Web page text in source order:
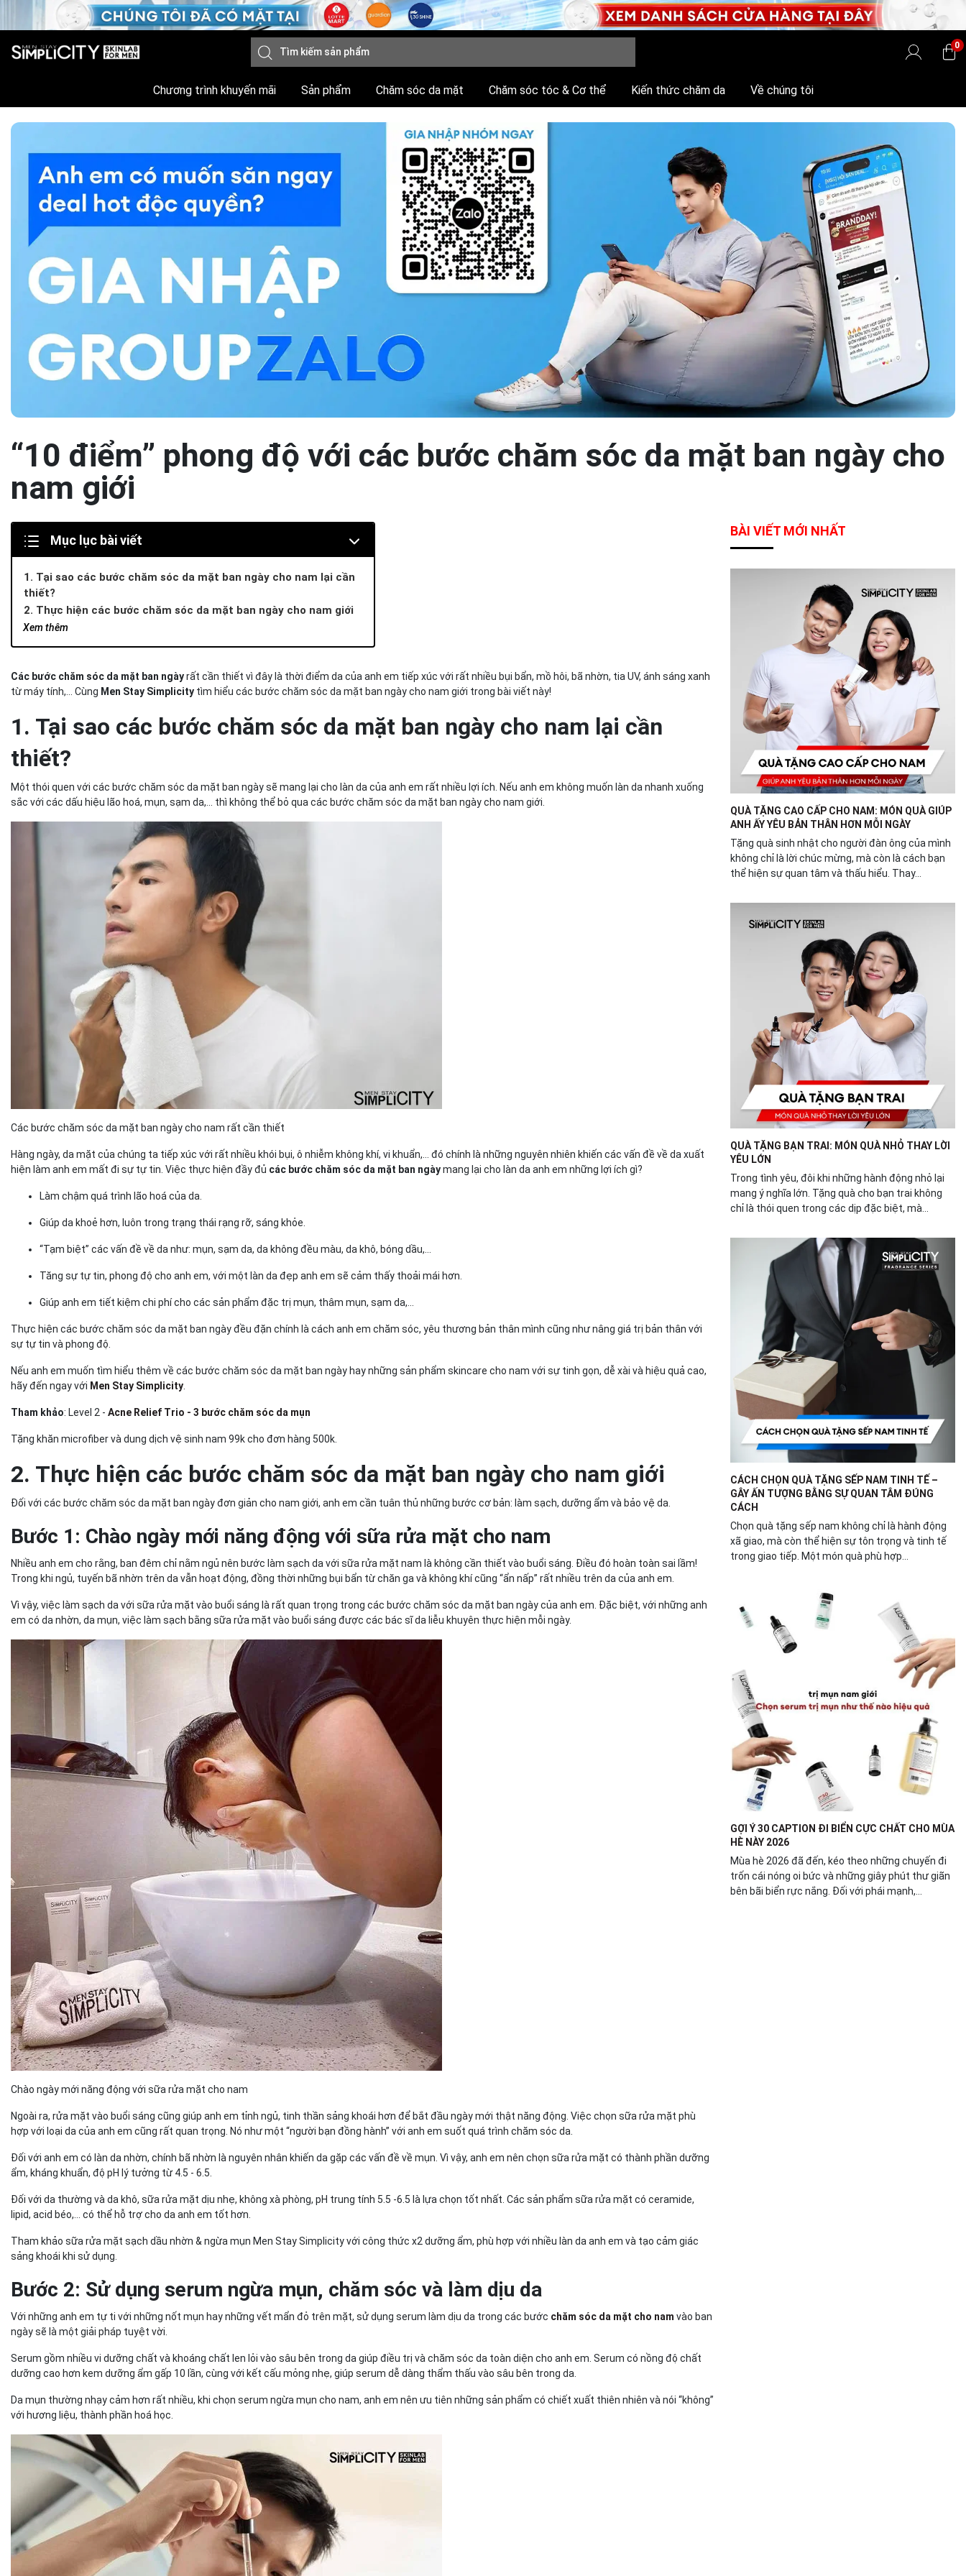
0
Chương trình khuyến mãi Sản phẩm Chăm sóc da mặt Chăm sóc tóc & Cơ thể Kiến thức chăm da Về chúng tôi
“10 điểm” phong độ với các bước chăm sóc da mặt ban ngày cho
nam giới
Mục lục bài viết
Xem thêm
1. Tại sao các bước chăm sóc da mặt ban ngày cho nam lại cần
thiết?
2. Thực hiện các bước chăm sóc da mặt ban ngày cho nam giới
Bước 1: Chào ngày mới năng động với sữa rửa mặt cho nam
Bước 2: Sử dụng serum ngừa mụn, chăm sóc và làm dịu da
mặt ban ngày
Bước 4: Sẵn sàng bắt đầu ngày mới với kem chống nắng
3.1 Xác định loại da và tình trạng da của anh em để thực hiện đúng các
bước skincare cho nam
3.2 Xây dựng chế độ ăn uống khoa học, lành mạnh
3.3 Chọn mua sản phẩm chăm sóc da ở nơi uy tín
4. Kết luận
Các bước chăm sóc da mặt ban ngàyrất cần thiết vì đây là thời điểm da của anh em tiếp xúc với rất nhiều bụi bẩn, mồ hôi, bã nhờn, tia UV, ánh sáng xanh
từ máy tính,... Cùng Men Stay Simplicity tìm hiểu các bước chăm sóc da mặt ban ngày cho nam giới trong bài viết này!
1. Tại sao các bước chăm sóc da mặt ban ngày cho nam lại cần
thiết?
Một thói quen với các bước chăm sóc da mặt ban ngày sẽ mang lại cho làn da của anh em rất nhiều lợi ích. Nếu anh em không muốn làn da nhanh xuống
sắc với các dấu hiệu lão hoá, mụn, sạm da,... thì không thể bỏ qua các bước chăm sóc da mặt ban ngày cho nam giới.
Các bước chăm sóc da mặt ban ngày cho nam rất cần thiết
Hàng ngày, da mặt của chúng ta tiếp xúc với rất nhiều khói bụi, ô nhiễm không khí, vi khuẩn,... đó chính là những nguyên nhiên khiến các vấn đề về da xuất
hiện làm anh em mất đi sự tự tin. Việc thực hiện đầy đủ các bước chăm sóc da mặt ban ngàymang lại cho làn da anh em những lợi ích gì?
Làm chậm quá trình lão hoá của da.
Giúp da khoẻ hơn, luôn trong trạng thái rạng rỡ, sáng khỏe.
“Tạm biệt” các vấn đề về da như: mụn, sạm da, da không đều màu, da khô, bóng dầu,...
Tăng sự tự tin, phong độ cho anh em, với một làn da đẹp anh em sẽ cảm thấy thoải mái hơn.
Giúp anh em tiết kiệm chi phí cho các sản phẩm đặc trị mụn, thâm mụn, sạm da,...
Thực hiện các bước chăm sóc da mặt ban ngày đều đặn chính là cách anh em chăm sóc, yêu thương bản thân mình cũng như nâng giá trị bản thân với
sự tự tin và phong độ.
Nếu anh em muốn tìm hiểu thêm về các bước chăm sóc da mặt ban ngày hay những sản phẩm skincare cho nam với sự tinh gọn, dễ xài và hiệu quả cao,
hãy đến ngay với Men Stay Simplicity
Tham khảo: Level 2 - Acne Relief Trio - 3 bước chăm sóc da mụn
Tặng khăn microfiber và dung dịch vệ sinh nam 99k cho đơn hàng 500k.
2. Thực hiện các bước chăm sóc da mặt ban ngày cho nam giới
Đối với các bước chăm sóc da mặt ban ngày đơn giản cho nam giới, anh em cần tuân thủ những bước cơ bản: làm sạch, dưỡng ẩm và bảo vệ da.
Bước 1: Chào ngày mới năng động với sữa rửa mặt cho nam
Nhiều anh em cho rằng, ban đêm chỉ nằm ngủ nên bước làm sạch da với sữa rửa mặt nam là không cần thiết vào buổi sáng. Điều đó hoàn toàn sai lầm!
Trong khi ngủ, tuyến bã nhờn trên da vẫn hoạt động, đồng thời những bụi bẩn từ chăn ga và không khí cũng “ẩn nấp” rất nhiều trên da của anh em.
Vì vậy, việc làm sạch da với sữa rửa mặt vào buổi sáng là rất quan trọng trong các bước chăm sóc da mặt ban ngày của anh em. Đặc biệt, với những anh
em có da nhờn, da mụn, việc làm sạch bằng sữa rửa mặt vào buổi sáng được các bác sĩ da liễu khuyên thực hiện mỗi ngày.
Chào ngày mới năng động với sữa rửa mặt cho nam
Ngoài ra, rửa mặt vào buổi sáng cũng giúp anh em tỉnh ngủ, tinh thần sảng khoái hơn để bắt đầu ngày mới thật năng động. Việc chọn sữa rửa mặt phù
hợp với loại da của anh em cũng rất quan trọng. Nó như một “người bạn đồng hành” với anh em suốt quá trình chăm sóc da.
Đối với anh em có làn da nhờn, chính bã nhờn là nguyên nhân khiến da gặp các vấn đề về mụn. Vì vậy, anh em nên chọn sữa rửa mặt có thành phần dưỡng
ẩm, kháng khuẩn, độ pH lý tưởng từ 4.5 - 6.5.
Đối với da thường và da khô, sữa rửa mặt dịu nhẹ, không xà phòng, pH trung tính 5.5 -6.5 là lựa chọn tốt nhất. Các sản phẩm sữa rửa mặt có ceramide,
lipid, acid béo,… có thể hỗ trợ cho da anh em tốt hơn.
Tham khảo sữa rửa mặt sạch dầu nhờn & ngừa mụn Men Stay Simplicity với công thức x2 dưỡng ẩm, phù hợp với nhiều làn da anh em và tạo cảm giác
sảng khoái khi sử dụng.
Bước 2: Sử dụng serum ngừa mụn, chăm sóc và làm dịu da
Với những anh em tự ti với những nốt mụn hay những vết mẩn đỏ trên mặt, sử dụng serum làm dịu da trong các bước chăm sóc da mặt cho nam vào ban
ngày sẽ là một giải pháp tuyệt vời.
Serum gồm nhiều vi dưỡng chất và khoáng chất len lỏi vào sâu bên trong da giúp điều trị và chăm sóc da toàn diện cho anh em. Serum có nồng độ chất
dưỡng cao hơn kem dưỡng ẩm gấp 10 lần, cùng với kết cấu mỏng nhẹ, giúp serum dễ dàng thẩm thấu vào sâu bên trong da.
Da mụn thường nhạy cảm hơn rất nhiều, khi chọn serum ngừa mụn cho nam, anh em nên ưu tiên những sản phẩm có chiết xuất thiên nhiên và nói “không”
với hương liệu, thành phần hoá học.
BÀI VIẾT MỚI NHẤT
QUÀ TẶNG CAO CẤP CHO NAM: MÓN QUÀ GIÚP
ANH ẤY YÊU BẢN THÂN HƠN MỖI NGÀY
Tặng quà sinh nhật cho người đàn ông của mình
không chỉ là lời chúc mừng, mà còn là cách bạn
thể hiện sự quan tâm và thấu hiểu. Thay...
QUÀ TẶNG BẠN TRAI: MÓN QUÀ NHỎ THAY LỜI
YÊU LỚN
Trong tình yêu, đôi khi những hành động nhỏ lại
mang ý nghĩa lớn. Tặng quà cho bạn trai không
chỉ là thói quen trong các dịp đặc biệt, mà...
CÁCH CHỌN QUÀ TẶNG SẾP NAM TINH TẾ –
GÂY ẤN TƯỢNG BẰNG SỰ QUAN TÂM ĐÚNG
CÁCH
Chọn quà tặng sếp nam không chỉ là hành động
xã giao, mà còn thể hiện sự tôn trọng và tinh tế
trong giao tiếp. Một món quà phù hợp...
GỢI Ý 30 CAPTION ĐI BIỂN CỰC CHẤT CHO MÙA
HÈ NÀY 2026
Mùa hè 2026 đã đến, kéo theo những chuyến đi
trốn cái nóng oi bức và những giây phút thư giãn
bên bãi biển rực nắng. Đối với phái mạnh,...